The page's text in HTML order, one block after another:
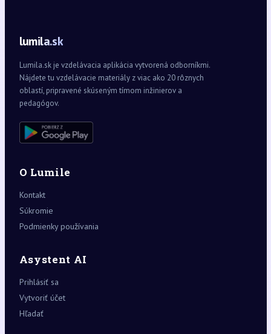
lumila.sk
Lumila.sk je vzdelávacia aplikácia vytvorená odborníkmi.
Nájdete tu vzdelávacie materiály z viac ako 20 rôznych
oblastí, pripravené skúseným tímom inžinierov a
pedagógov.
O Lumile
Kontakt
Súkromie
Podmienky používania
Asystent AI
Prihlásiť sa
Vytvoriť účet
Hľadať